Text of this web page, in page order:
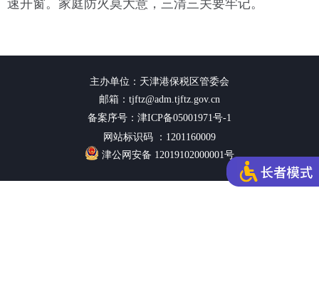
速开窗。家庭防火莫大意，三清三关要牢记。
主办单位：天津港保税区管委会
邮箱：tjftz@adm.tjftz.gov.cn
备案序号：津ICP备05001971号-1
网站标识码 ：1201160009
津公网安备 12019102000001号